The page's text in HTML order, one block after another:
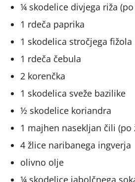
¼ skodelice divjega riža
1 rdeča paprika
1 skodelica stročjega fižola
1 rdeča čebula
2 korenčka
1 skodelica sveže bazilike
½ skodelice koriandra
1 majhen nasekljan čili (po
4 žlice naribanega ingverja
olivno olje
¼ skodelice jabolčnega